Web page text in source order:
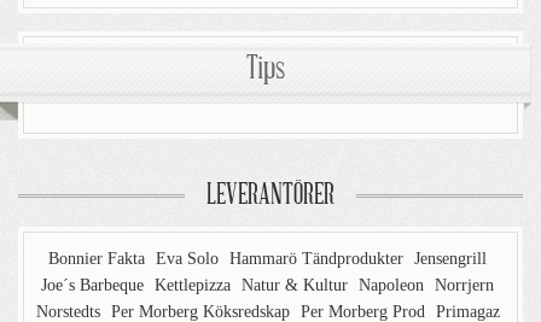
Tips
LEVERANTÖRER
Bonnier Fakta Eva Solo Hammarö Tändprodukter Jensengrill
Joe´s Barbeque Kettlepizza Natur & Kultur Napoleon Norrjern
Norstedts Per Morberg Köksredskap Per Morberg Prod Primagaz